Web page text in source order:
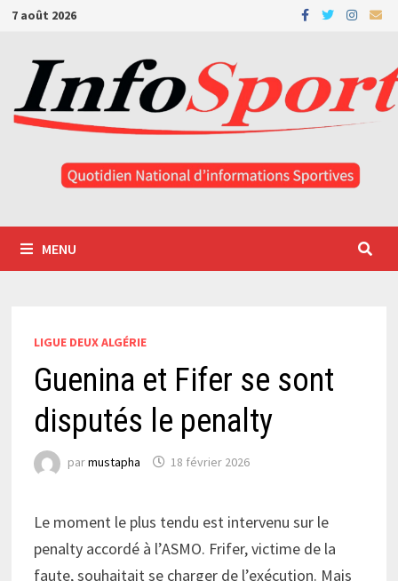
Passer
contenu
7 août 2026
MENU
LIGUE DEUX ALGÉRIE
Guenina et Fifer se sont
disputés le penalty
parmustapha 18 février 2026
Le moment le plus tendu est intervenu sur le
penalty accordé à l’ASMO. Frifer, victime de la
faute, souhaitait se charger de l’exécution. Mais